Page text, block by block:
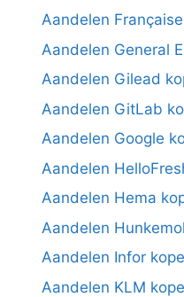
Aandelen
Aandelen General
Aandelen Gilead
Aandelen GitLab
Aandelen Google
Aandelen
Aandelen Hema
Aandelen
Aandelen Infor
Aandelen KLM